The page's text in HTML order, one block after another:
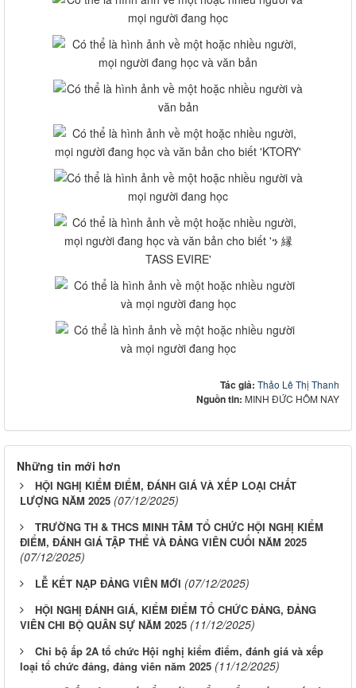
Tác giả: Thảo Lê Thị Thanh
Nguồn tin: MINH ĐỨC HÔM NAY
Những tin mới hơn
HỘI NGHỊ KIỂM ĐIỂM, ĐÁNH GIÁ VÀ XẾP LOẠI CHẤT
LƯỢNG NĂM 2025 (07/12/2025)
TRƯỜNG TH & THCS MINH TÂM TỔ CHỨC HỘI NGHỊ KIỂM
ĐIỂM, ĐÁNH GIÁ TẬP THỂ VÀ ĐẢNG VIÊN CUỐI NĂM 2025
(07/12/2025)
LỄ KẾT NẠP ĐẢNG VIÊN MỚI (07/12/2025)
HỘI NGHỊ ĐÁNH GIÁ, KIỂM ĐIỂM TỔ CHỨC ĐẢNG, ĐẢNG
VIÊN CHI BỘ QUÂN SỰ NĂM 2025 (11/12/2025)
Chi bộ ấp 2A tổ chức Hội nghị kiểm điểm, đánh giá và xếp
loại tổ chức đảng, đảng viên năm 2025 (11/12/2025)